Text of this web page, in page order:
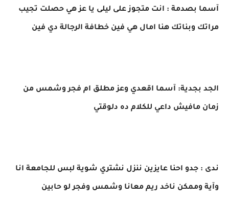
آسما بصدمة : انت متجوز على ليلى يا عز هي حصلت تجيب
مراتك وبناتك هنا امال هي فين خطافة الرجالة دي فين
الجد بجدية: آسما اقعدي وعز مطلق ام فجر وشمس من
زمان مافيش داعي للكلام ده دلوقتي
ندى : جدو احنا عايزين ننزل نشتري شوية لبس للجامعة انا
وآية وممكن ناخد ريم معانا وشمس وفجر لو حابين